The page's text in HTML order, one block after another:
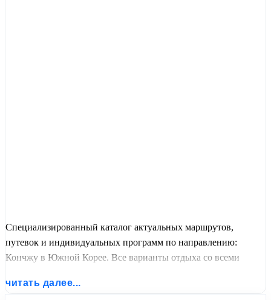
Специализированный каталог актуальных маршрутов,
путевок и индивидуальных программ по направлению:
Кончжу в Южной Корее. Все варианты отдыха со всеми
актуальным графиком заездов от United Travel Systems.
читать далее...